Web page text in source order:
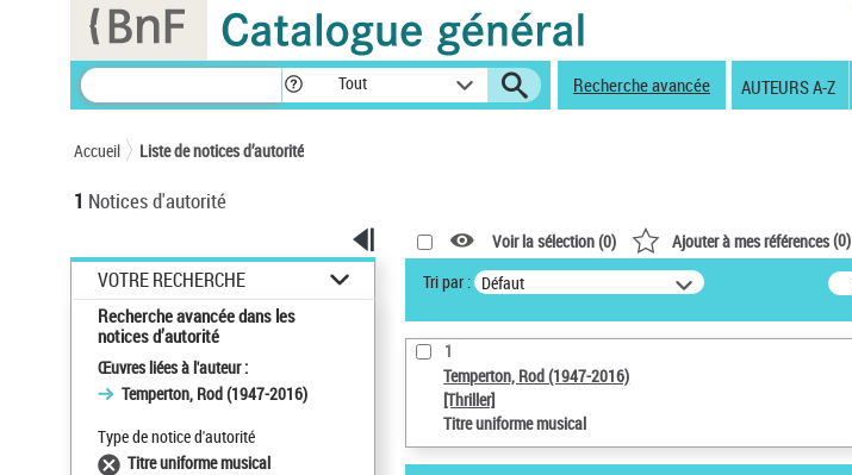
Tout Recherche avancée AUTEURS A-Z
Accueil Liste de notices d’autorité
1 Notices d'autorité
VOTRE RECHERCHE
Recherche avancée dans les
notices d’autorité
Œuvres liées à l'auteur :
Temperton, Rod (1947-2016)
Type de notice d'autorité
Titre uniforme musical
Voir la sélection (0) Ajouter à mes références(0)
Tri par : Défaut
1
Temperton, Rod (1947-2016)
[Thriller]
Titre uniforme musical
Panneau de gestion des cookies